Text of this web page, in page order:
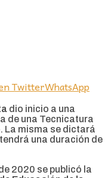
TwitterWhatsApp
dio inicio a una
de una Tecnicatura
La misma se dictará
una duración de
2020 se publicó la